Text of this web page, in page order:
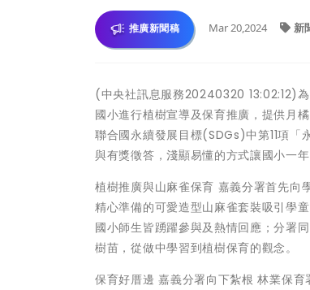
推廣新聞稿 Mar 20,2024 新
(中央社訊息服務20240320 13:02:12)
國小進行植樹宣導及保育推廣，提供月
聯合國永續發展目標(SDGs)中第11項「
與有獎徵答，淺顯易懂的方式讓國小一
植樹推廣與山麻雀保育 嘉義分署首先向
精心準備的可愛造型山麻雀套裝吸引學
國小師生皆踴躍參與及熱情回應；分署
樹苗，從做中學習到植樹保育的觀念。
保育好厝邊 嘉義分署向下紮根 林業保